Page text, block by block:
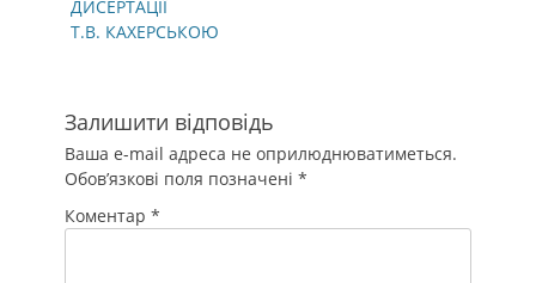
post:
ДИСЕРТАЦІЇ
Т.В. КАХЕРСЬКОЮ
Залишити відповідь
Ваша e-mail адреса не оприлюднюватиметься.
Обов’язкові поля позначені *
Коментар *